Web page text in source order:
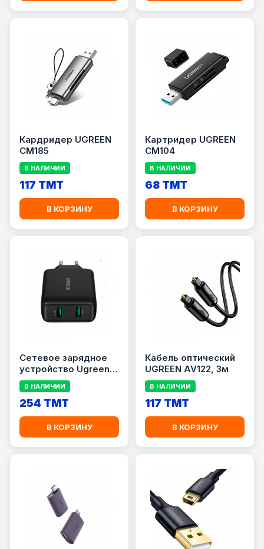
Кардридер UGREEN
CM185
В НАЛИЧИИ
117 TMT
В КОРЗИНУ
Картридер UGREEN
CM104
В НАЛИЧИИ
68 TMT
В КОРЗИНУ
Сетевое зарядное
устройство Ugreen
CD 161
В НАЛИЧИИ
254 TMT
В КОРЗИНУ
Кабель оптический
UGREEN AV122, 3м
В НАЛИЧИИ
117 TMT
В КОРЗИНУ